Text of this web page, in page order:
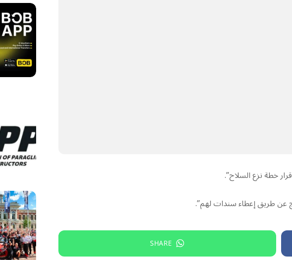
خطة نزع السلاح”.
عن طريق إعطاء سندات لهم”.
SHARE